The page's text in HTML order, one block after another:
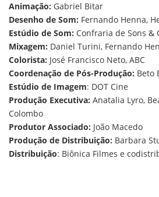
Animação: Gabriel Bitar
Desenho de Som: Fernando Henna,
Estúdio de Som: Confraria de Sons &
Mixagem: Daniel Turini, Fernando
Colorista: José Francisco Neto, ABC
Coordenação de Pós-Produção: Beto
Estúdio de Imagem: DOT Cine
Produção Executiva: Anatalia Lyro,
Colombo
Produtor Associado: João Macedo
Produção de Distribuição: Barbara
Distribuição: Biônica Filmes e